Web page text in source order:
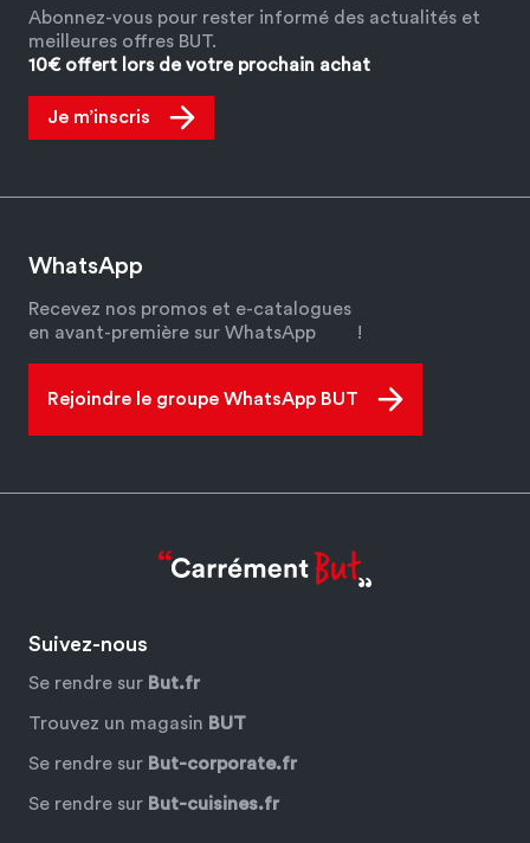
Abonnez-vous pour rester informé des actualités et
meilleures offres BUT.
10€ offert lors de votre prochain achat
Je m’inscris
WhatsApp
Recevez nos promos et e-catalogues
en avant-première sur WhatsApp
!
Rejoindre le groupe WhatsApp BUT
Suivez-nous
Se rendre sur But.fr
Trouvez un magasin BUT
Se rendre sur But-corporate.fr
Se rendre sur But-cuisines.fr